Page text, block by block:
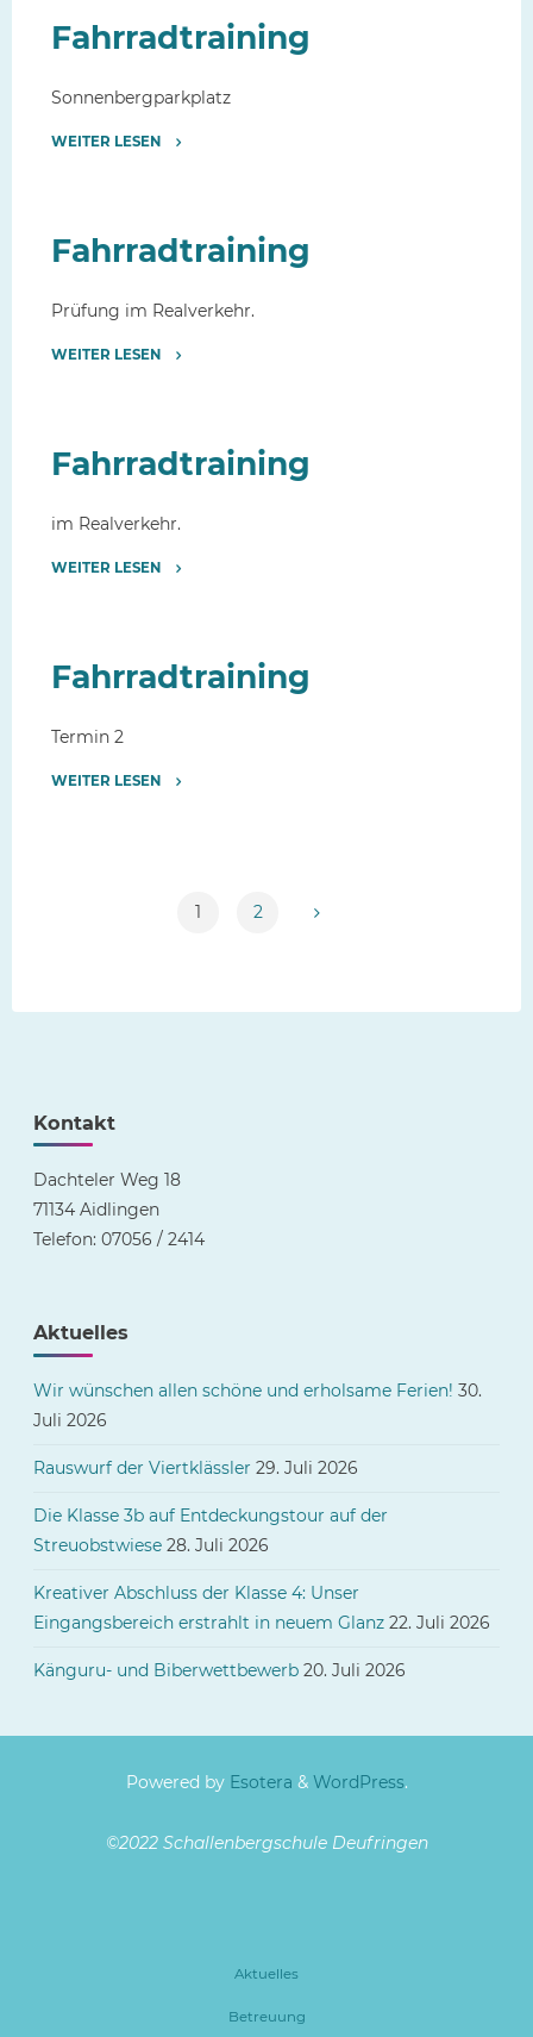
Fahrradtraining
Sonnenbergparkplatz
WEITER LESEN
Fahrradtraining
Prüfung im Realverkehr.
WEITER LESEN
Fahrradtraining
im Realverkehr.
WEITER LESEN
Fahrradtraining
Termin 2
WEITER LESEN
1 2
Kontakt
Dachteler Weg 18
71134 Aidlingen
Telefon: 07056 / 2414
Aktuelles
Wir wünschen allen schöne und erholsame Ferien! 30.
Juli 2026
Rauswurf der Viertklässler 29. Juli 2026
Die Klasse 3b auf Entdeckungstour auf der
Streuobstwiese 28. Juli 2026
Kreativer Abschluss der Klasse 4: Unser
Eingangsbereich erstrahlt in neuem Glanz 22. Juli 2026
Känguru- und Biberwettbewerb 20. Juli 2026
Powered byEsotera & WordPress.
©2022 Schallenbergschule Deufringen
Aktuelles
Betreuung